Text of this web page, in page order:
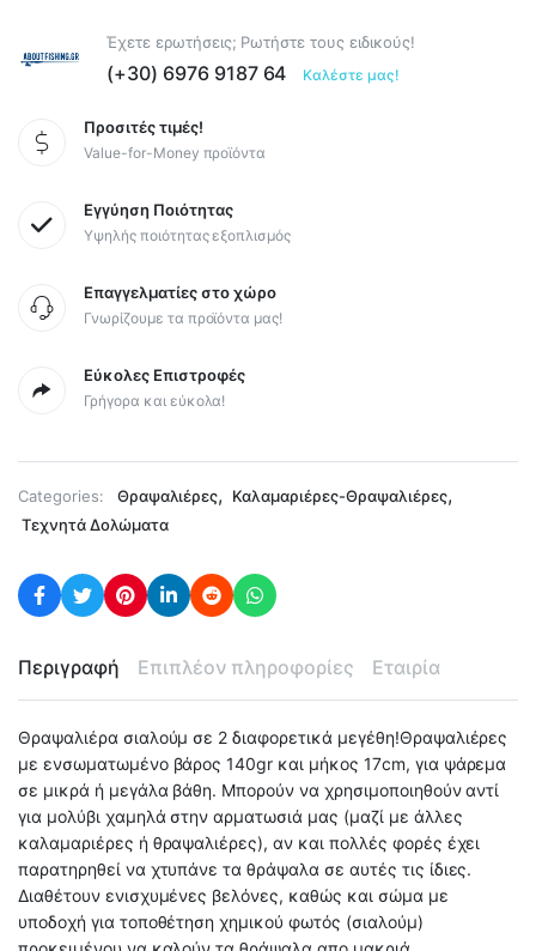
Έχετε ερωτήσεις; Ρωτήστε τους ειδικούς!
(+30) 6976 9187 64 Καλέστε μας!
Προσιτές τιμές!
Value-for-Money προϊόντα
Εγγύηση Ποιότητας
Υψηλής ποιότητας εξοπλισμός
Επαγγελματίες στο χώρο
Γνωρίζουμε τα προϊόντα μας!
Εύκολες Επιστροφές
Γρήγορα και εύκολα!
Categories: Θραψαλιέρες, Καλαμαριέρες-Θραψαλιέρες,
Τεχνητά Δολώματα
Περιγραφή Επιπλέον πληροφορίες Εταιρία
Θραψαλιέρα σιαλούμ σε 2 διαφορετικά μεγέθη!Θραψαλιέρες
με ενσωματωμένο βάρος 140gr και μήκος 17cm, για ψάρεμα
σε μικρά ή μεγάλα βάθη. Μπορούν να χρησιμοποιηθούν αντί
για μολύβι χαμηλά στην αρματωσιά μας (μαζί με άλλες
καλαμαριέρες ή θραψαλιέρες), αν και πολλές φορές έχει
παρατηρηθεί να χτυπάνε τα θράψαλα σε αυτές τις ίδιες.
Διαθέτουν ενισχυμένες βελόνες, καθώς και σώμα με
υποδοχή για τοποθέτηση χημικού φωτός (σιαλούμ)